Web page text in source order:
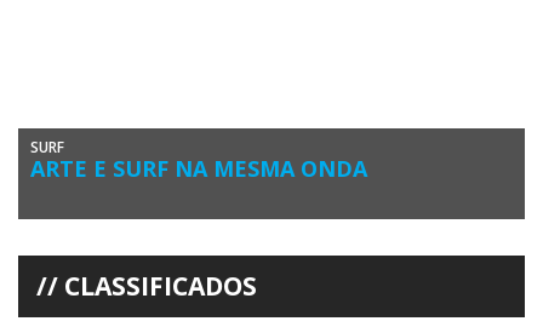
SURF
ARTE E SURF NA MESMA ONDA
O Clube de Surf de Faro vai realizar este mês de Abril a 2ª Edição do
CLASSIFICADOS